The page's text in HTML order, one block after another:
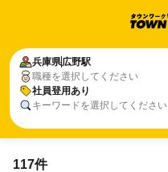
兵庫県広野駅
職種を選択してください
社員登用あり
キーワードを選択してください
117件